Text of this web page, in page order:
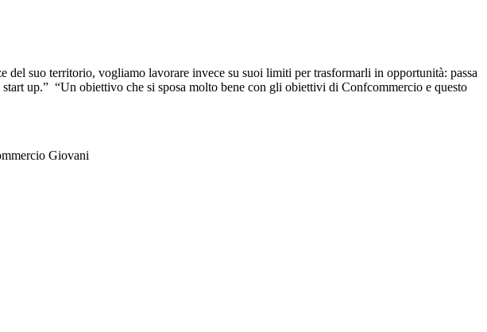
suo territorio, vogliamo lavorare invece su suoi limiti per trasformarli in opportunità: passa
up.” “Un obiettivo che si sposa molto bene con gli obiettivi di Confcommercio e questo
Giovani